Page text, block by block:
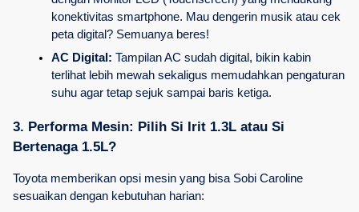
konektivitas smartphone. Mau dengerin musik atau cek
peta digital? Semuanya beres!
AC Digital: Tampilan AC sudah digital, bikin kabin
terlihat lebih mewah sekaligus memudahkan pengaturan
suhu agar tetap sejuk sampai baris ketiga.
3. Performa Mesin: Pilih Si Irit 1.3L atau Si
Bertenaga 1.5L?
Toyota memberikan opsi mesin yang bisa Sobi Caroline
sesuaikan dengan kebutuhan harian: